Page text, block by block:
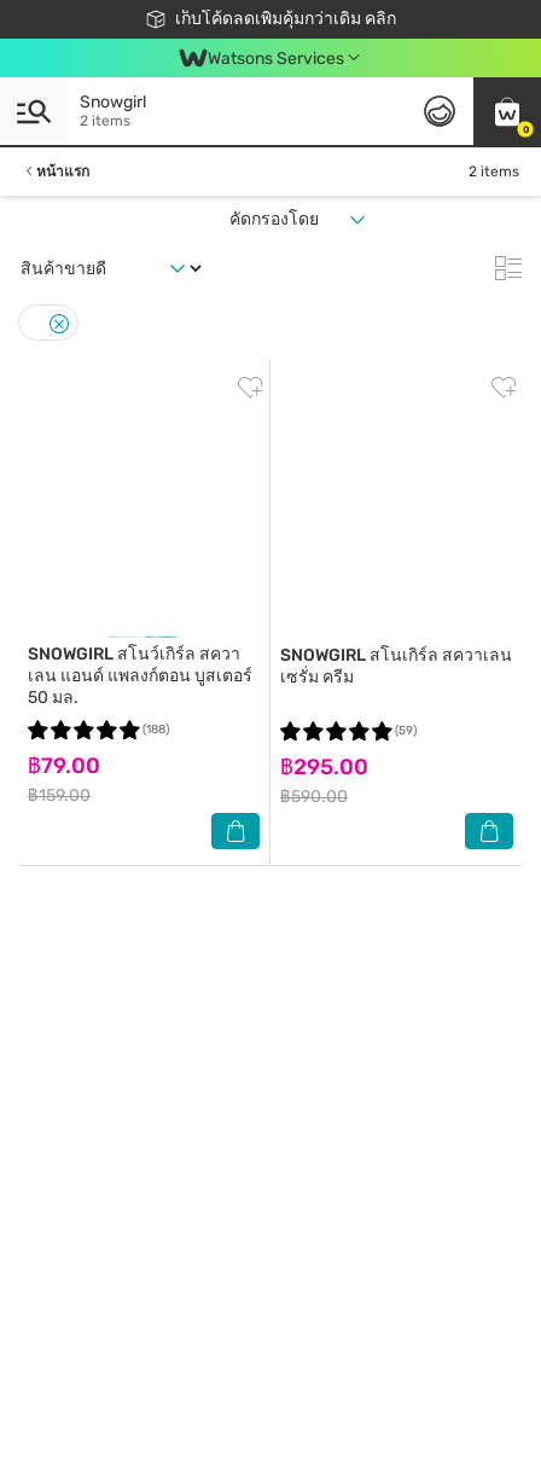
เก็บโค้ดลดเพิ่มคุ้มกว่าเดิม คลิก
ชอปออนไลน์ครั้งแรก ลดเพิ่มจุก ๆ 10%! 🎉
📦ส่งฟรี! เมื่อชอป 499฿
สมาชิกวัตสัน คลับดียังไง?
Watsons Services
0
Snowgirl
2 items
หน้าแรก 2 items
คัดกรองโดย
SNOWGIRL สโนว์เกิร์ล สควา
เลน แอนด์ แพลงก์ตอน บูสเตอร์
50 มล.
฿79.00
฿159.00
(188)
SNOWGIRL สโนเกิร์ล สควาเลน
เซรั่ม ครีม
฿295.00
฿590.00
(59)